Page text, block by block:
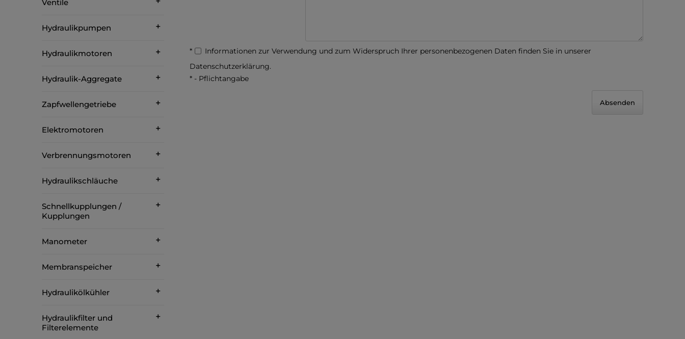
Ventile
Hydraulikpumpen
Hydraulikmotoren
Hydraulik-Aggregate
Zapfwellengetriebe
Elektromotoren
Verbrennungsmotoren
Hydraulikschläuche
Schnellkupplungen /
Kupplungen
Manometer
Membranspeicher
Hydraulikölkühler
Hydraulikfilter und
Filterelemente
*
Informationen zur Verwendung und zum Widerspruch Ihrer personenbezogenen Daten finden Sie in unserer
Datenschutzerklärung.
* - Pflichtangabe
Absenden